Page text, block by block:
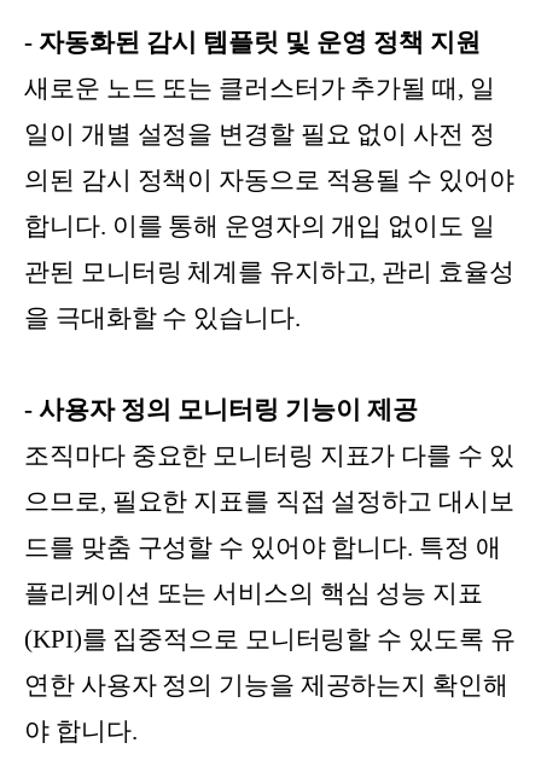
- 자동화된 감시 템플릿 및 운영 정책 지원
새로운 노드 또는 클러스터가 추가될 때, 일
일이 개별 설정을 변경할 필요 없이 사전 정
의된 감시 정책이 자동으로 적용될 수 있어야
합니다. 이를 통해 운영자의 개입 없이도 일
관된 모니터링 체계를 유지하고, 관리 효율성
을 극대화할 수 있습니다.
- 사용자 정의 모니터링 기능이 제공
조직마다 중요한 모니터링 지표가 다를 수 있
으므로, 필요한 지표를 직접 설정하고 대시보
드를 맞춤 구성할 수 있어야 합니다. 특정 애
플리케이션 또는 서비스의 핵심 성능 지표
(KPI)를 집중적으로 모니터링할 수 있도록 유
연한 사용자 정의 기능을 제공하는지 확인해
야 합니다.